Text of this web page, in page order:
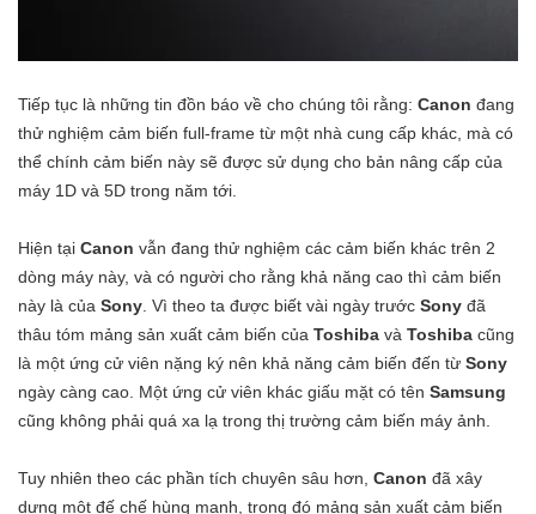
Tiếp tục là những tin đồn báo về cho chúng tôi rằng: Canon đang
thử nghiệm cảm biến full-frame từ một nhà cung cấp khác, mà có
thể chính cảm biến này sẽ được sử dụng cho bản nâng cấp của
máy 1D và 5D trong năm tới.
Hiện tại Canon vẫn đang thử nghiệm các cảm biến khác trên 2
dòng máy này, và có người cho rằng khả năng cao thì cảm biến
này là của Sony . Vì theo ta được biết vài ngày trước Sony đã
thâu tóm mảng sản xuất cảm biến của Toshiba và Toshiba cũng
là một ứng cử viên nặng ký nên khả năng cảm biến đến từ Sony
ngày càng cao. Một ứng cử viên khác giấu mặt có tên Samsung
cũng không phải quá xa lạ trong thị trường cảm biến máy ảnh.
Tuy nhiên theo các phần tích chuyên sâu hơn, Canon đã xây
dựng một đế chế hùng mạnh, trong đó mảng sản xuất cảm biến